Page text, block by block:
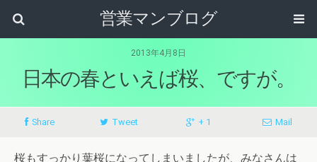
営業マンブログ
2013年4月8日
日本の春といえば桜、ですが。
Share Tweet + 1 Mail
桜もすっかり葉桜になってしまいましたが、みなさんは